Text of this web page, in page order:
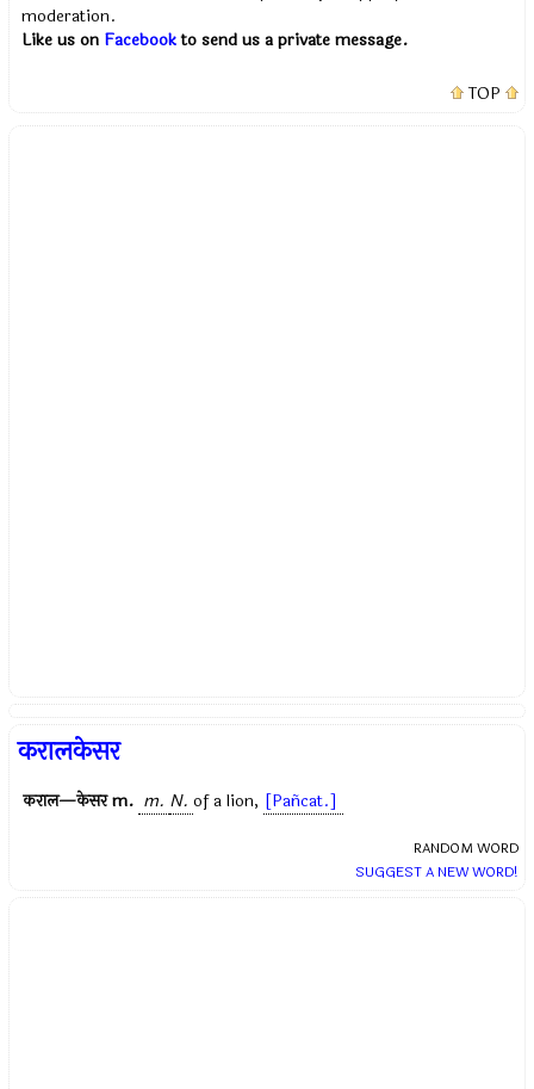
moderation.
Like us on Facebookto send us a private message.
TOP
करालकेसर
कराल—केसरm. m. N. of a lion, [Pañcat.]
RANDOM WORD
SUGGEST A NEW WORD!